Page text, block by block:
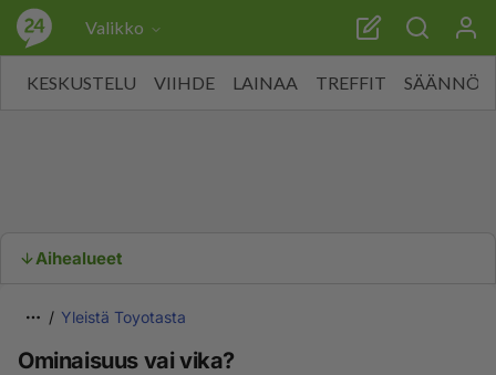
Valikko
KESKUSTELU VIIHDE LAINAA TREFFIT SÄÄNNÖT
Aihealueet
Yleistä Toyotasta
Ominaisuus vai vika?